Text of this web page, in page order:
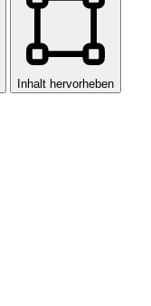
Inhalt hervorheben